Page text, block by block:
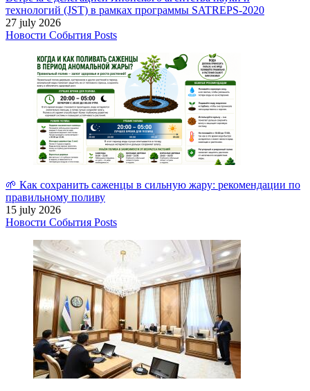
технологий (JST) в рамках программы SATREPS-2020
27 july 2026
Новости События Posts
🌱 Как сохранить саженцы в сильную жару: рекомендации по
правильному поливу
15 july 2026
Новости События Posts